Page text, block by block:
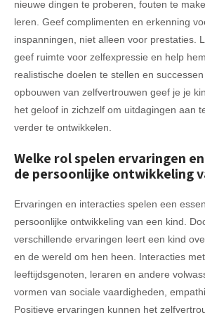
nieuwe dingen te proberen, fouten te
leren. Geef complimenten en erkenning
inspanningen, niet alleen voor prestaties.
geef ruimte voor zelfexpressie en help
realistische doelen te stellen en
opbouwen van zelfvertrouwen geef je je
het geloof in zichzelf om uitdagingen aan
verder te ontwikkelen.
Welke rol spelen ervaringen
de persoonlijke ontwikkeling
Ervaringen en interacties spelen een
persoonlijke ontwikkeling van een kind.
verschillende ervaringen leert een kind
en de wereld om hen heen. Interacties
leeftijdsgenoten, leraren en andere
vormen van sociale vaardigheden,
Positieve ervaringen kunnen het